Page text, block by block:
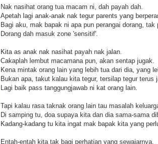
Nak nasihat orang tua macam ni, dah payah dah.
Apetah lagi anak-anak nak tegur parents yang
Bagi aku, mak bapak ni apa pun perangai dorang, tak
Dorang dah masuk zone 'sensitif'.
Kita as anak nak nasihat payah nak jalan.
Cakaplah lembut macamana pun, akan sentap jugak.
Kena mintak orang lain yang lebih tua dari dia, yang
Bukan apa, takut kalau kita tegur, tersilap tegur terus
Lagi baik pass tanggungjawab ni kat orang lain.
Tapi kalau rasa taknak orang lain tau masalah
Di samping tu, doa supaya kita dan dia sama-sama
Kadang-kadang tu kita ingat mak bapak kita yang
Entah-entah kita tak bagi perhatian yang sewajarnya.